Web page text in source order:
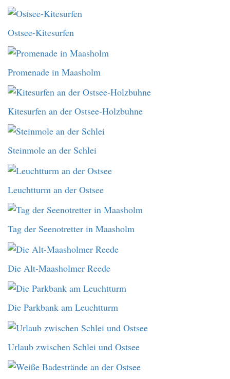
Ostsee-Kitesurfen
Promenade in Maasholm
Kitesurfen an der Ostsee-Holzbuhne
Steinmole an der Schlei
Leuchtturm an der Ostsee
Tag der Seenotretter in Maasholm
Die Alt-Maasholmer Reede
Die Parkbank am Leuchtturm
Urlaub zwischen Schlei und Ostsee